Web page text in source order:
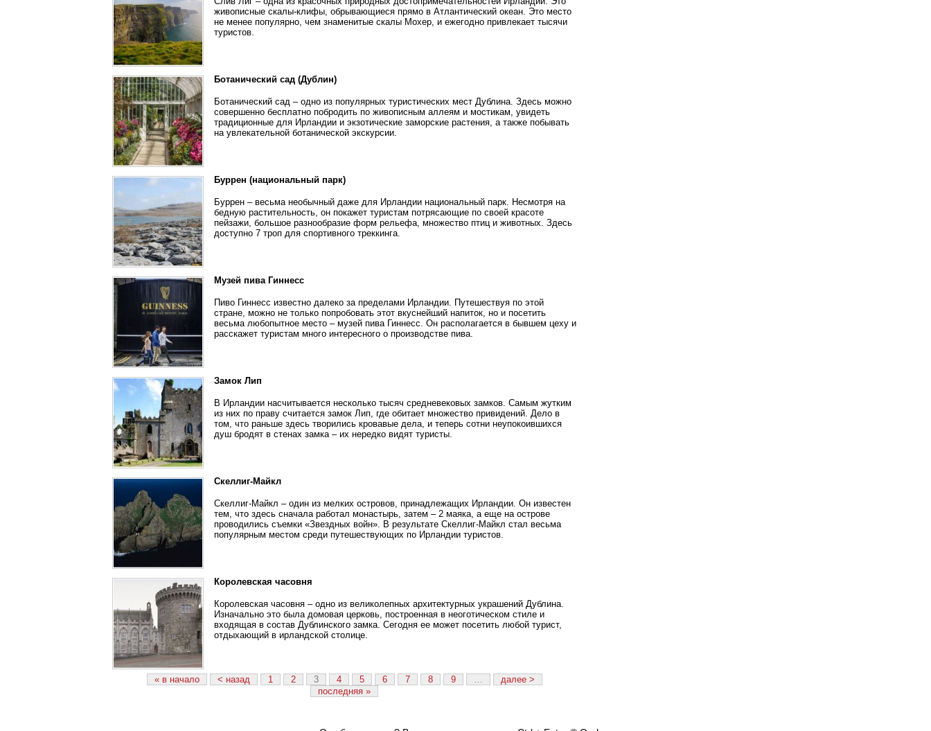
живописные скалы-клифы, обрывающиеся прямо в Атлантический океан. Это место
не менее популярно, чем знаменитые скалы Мохер, и ежегодно привлекает тысячи
туристов.
Ботанический сад (Дублин)
Ботанический сад – одно из популярных туристических мест Дублина. Здесь можно
совершенно бесплатно побродить по живописным аллеям и мостикам, увидеть
традиционные для Ирландии и экзотические заморские растения, а также побывать
на увлекательной ботанической экскурсии.
Буррен (национальный парк)
Буррен – весьма необычный даже для Ирландии национальный парк. Несмотря на
бедную растительность, он покажет туристам потрясающие по своей красоте
пейзажи, большое разнообразие форм рельефа, множество птиц и животных. Здесь
доступно 7 троп для спортивного треккинга.
Музей пива Гиннесс
Пиво Гиннесс известно далеко за пределами Ирландии. Путешествуя по этой
стране, можно не только попробовать этот вкуснейший напиток, но и посетить
весьма любопытное место – музей пива Гиннесс. Он располагается в бывшем цеху и
расскажет туристам много интересного о производстве пива.
Замок Лип
В Ирландии насчитывается несколько тысяч средневековых замков. Самым жутким
из них по праву считается замок Лип, где обитает множество привидений. Дело в
том, что раньше здесь творились кровавые дела, и теперь сотни неупокоившихся
душ бродят в стенах замка – их нередко видят туристы.
Скеллиг-Майкл
Скеллиг-Майкл – один из мелких островов, принадлежащих Ирландии. Он известен
тем, что здесь сначала работал монастырь, затем – 2 маяка, а еще на острове
проводились съемки «Звездных войн». В результате Скеллиг-Майкл стал весьма
популярным местом среди путешествующих по Ирландии туристов.
Королевская часовня
Королевская часовня – одно из великолепных архитектурных украшений Дублина.
Изначально это была домовая церковь, построенная в неоготическом стиле и
входящая в состав Дублинского замка. Сегодня ее может посетить любой турист,
отдыхающий в ирландской столице.
« в начало < назад 1 2 3 4 5 6 7 8 9 …
далее >
последняя »